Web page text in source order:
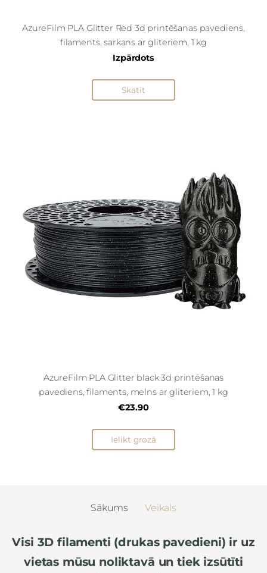
AzureFilm PLA Glitter Red 3d printēšanas pavediens,
filaments, sarkans ar gliteriem, 1 kg
Izpārdots
Skatīt
AzureFilm PLA Glitter black 3d printēšanas
pavediens, filaments, melns ar gliteriem, 1 kg
€23.90
Ielikt grozā
Sākums Veikals
Visi 3D filamenti (drukas pavedieni) ir uz
vietas mūsu noliktavā un tiek izsūtīti